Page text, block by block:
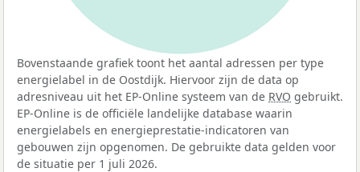
Bovenstaande grafiek toont het aantal adressen per type
energielabel in de Oostdijk. Hiervoor zijn de data op
adresniveau uit het EP-Online systeem van de RVO gebruikt.
EP-Online is de officiële landelijke database waarin
energielabels en energieprestatie-indicatoren van
gebouwen zijn opgenomen. De gebruikte data gelden voor
de situatie per 1 juli 2026.